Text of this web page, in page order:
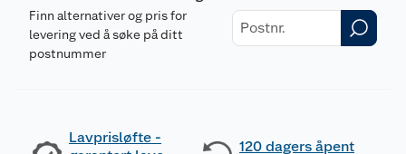
Finn alternativer og pris for
levering ved å søke på ditt
postnummer
Lavprisløfte -
120 dagers åpent